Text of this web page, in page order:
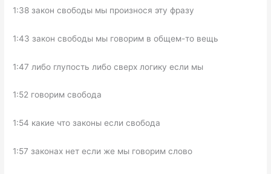
1:38 закон свободы мы произнося эту фразу
1:43 закон свободы мы говорим в общем-то вещь
1:47 либо глупость либо сверх логику если мы
1:52 говорим свобода
1:54 какие что законы если свобода
1:57 законах нет если же мы говорим слово